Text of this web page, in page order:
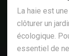
La haie est
clôturer un
écologique.
essentiel de